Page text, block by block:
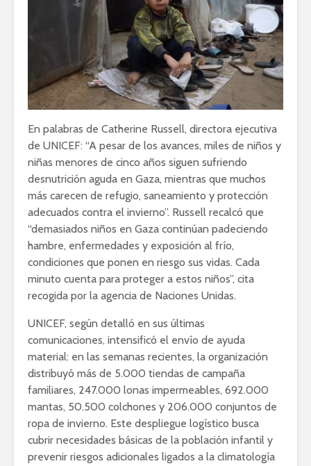
En palabras de Catherine Russell, directora ejecutiva
de UNICEF: “A pesar de los avances, miles de niños y
niñas menores de cinco años siguen sufriendo
desnutrición aguda en Gaza, mientras que muchos
más carecen de refugio, saneamiento y protección
adecuados contra el invierno”. Russell recalcó que
“demasiados niños en Gaza continúan padeciendo
hambre, enfermedades y exposición al frío,
condiciones que ponen en riesgo sus vidas. Cada
minuto cuenta para proteger a estos niños”, cita
recogida por la agencia de Naciones Unidas.
UNICEF, según detalló en sus últimas
comunicaciones, intensificó el envío de ayuda
material: en las semanas recientes, la organización
distribuyó más de 5.000 tiendas de campaña
familiares, 247.000 lonas impermeables, 692.000
mantas, 50.500 colchones y 206.000 conjuntos de
ropa de invierno. Este despliegue logístico busca
cubrir necesidades básicas de la población infantil y
prevenir riesgos adicionales ligados a la climatología